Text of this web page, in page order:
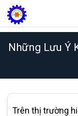
Những Lưu Ý
Trên thị trường